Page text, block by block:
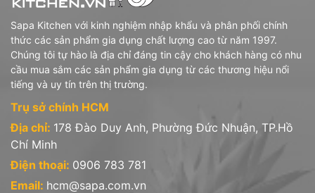
2 - Diva LaOpala (Ấn Độ): gồm các sản phẩm
- Chén đĩa thủy tinh opal hoa văn
- Ly uống, tách đĩa trà thủy tinh
3 - Iwaki (Nhật Bản): gồm các sản phẩm
- Hũ hộp thủy tinh chịu nhiệt borosilicate
- Bình nước, bình trà thủy tinh chịu nhiệt borosilicate
4- Stoneline (Đức): sản phẩm Nồi chảo chống dính phủ đá thiên
nhiên
Sapa Kitchen với kinh nghiệm nhập khẩu và phân phối chính
thức các sản phẩm gia dụng chất lượng cao từ năm 1997.
Chúng tôi tự hào là địa chỉ đáng tin cậy cho khách hàng có nhu
cầu mua sắm các sản phẩm gia dụng từ các thương hiệu nổi
tiếng và uy tín trên thị trường.
Trụ sở chính HCM
Địa chỉ: 178 Đào Duy Anh, Phường Đức Nhuận, TP.Hồ
Chí Minh
Điện thoại: 0906 783 781
Email: hcm@sapa.com.vn